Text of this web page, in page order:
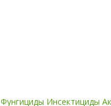
Фунгициды Инсектициды